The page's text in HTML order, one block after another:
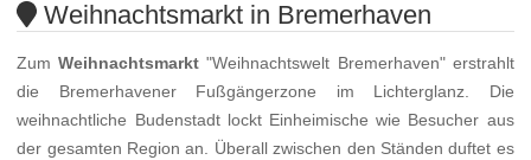
Weihnachtsmarkt in Bremerhaven
ZumWeihnachtsmarkt "Weihnachtswelt Bremerhaven" erstrahlt
die Bremerhavener Fußgängerzone im Lichterglanz. Die
weihnachtliche Budenstadt lockt Einheimische wie Besucher aus
der gesamten Region an. Überall zwischen den Ständen duftet es